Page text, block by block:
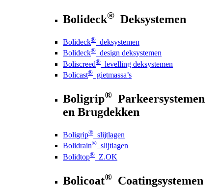
Bolideck® Deksystemen
Bolideck® deksystemen
Bolideck® design deksystemen
Boliscreed® levelling deksystemen
Bolicast® gietmassa’s
Boligrip® Parkeersystemen
en Brugdekken
Boligrip® slijtlagen
Bolidrain® slijtlagen
Bolidtop® Z.OK
Bolicoat® Coatingsystemen